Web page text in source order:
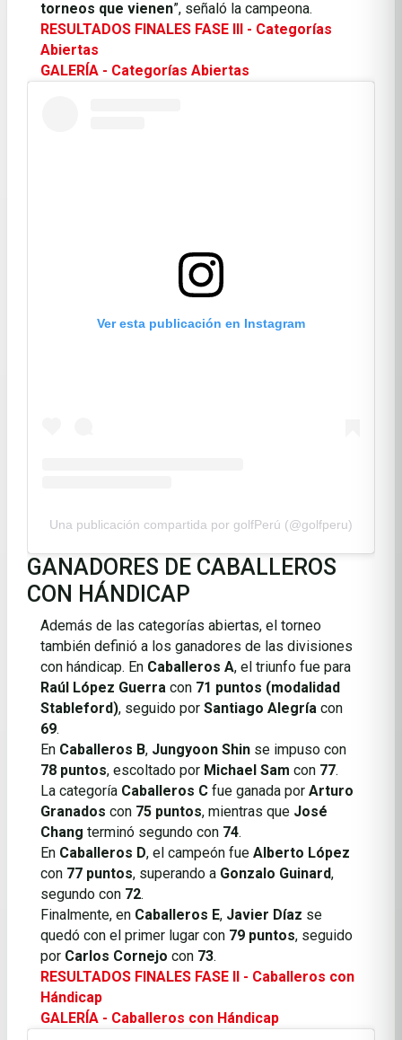
torneos que vienen”, señaló la campeona.
RESULTADOS FINALES FASE III - Categorías
Abiertas
GALERÍA - Categorías Abiertas
Ver esta publicación en Instagram
Una publicación compartida por golfPerú (@golfperu)
GANADORES DE CABALLEROS
CON HÁNDICAP
Además de las categorías abiertas, el torneo
también definió a los ganadores de las divisiones
con hándicap. En Caballeros A, el triunfo fue para
Raúl López Guerra con 71 puntos (modalidad
Stableford), seguido por Santiago Alegría con
69.
En Caballeros B, Jungyoon Shinse impuso con
78 puntos, escoltado por Michael Sam con 77.
La categoría Caballeros Cfue ganada por Arturo
Granados con 75 puntos, mientras que José
Chang terminó segundo con 74.
En Caballeros D, el campeón fue Alberto López
con 77 puntos, superando a Gonzalo Guinard,
segundo con 72.
Finalmente, en Caballeros E, Javier Díaz se
quedó con el primer lugar con 79 puntos, seguido
por Carlos Cornejo con 73.
RESULTADOS FINALES FASE II - Caballeros con
Hándicap
GALERÍA - Caballeros con Hándicap